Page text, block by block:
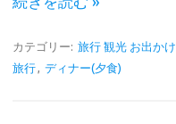
カテゴリー: 旅行 観光 お出かけ
旅行, ディナー(夕食)